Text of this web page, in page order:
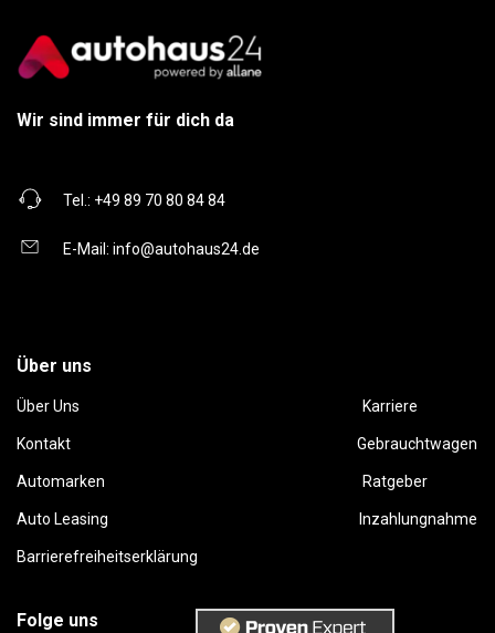
Wir sind immer für dich da
Tel.: +49 89 70 80 84 84
E-Mail: info@autohaus24.de
Über uns
Über Uns Karriere
Kontakt Gebrauchtwagen
Automarken Ratgeber
Auto Leasing Inzahlungnahme
Barrierefreiheitserklärung
Folge uns